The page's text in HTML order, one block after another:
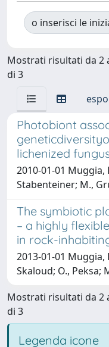
o inserisci le
Mostrati risultati da 2
di 3
Photobiont
lichenized
2010-01-01 Muggia,
Stabenteiner; M.,
The symbiotic
– a highly
in rock-
2013-01-01 Muggia,
Skaloud; O., Peksa;
Mostrati risultati da 2
di 3
Legenda icone